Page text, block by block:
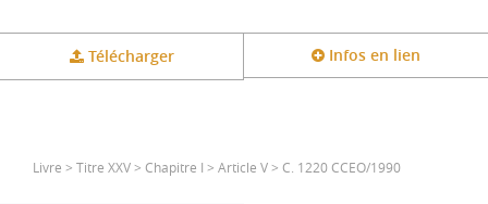
Télécharger Infos en lien
Livre > Titre XXV > Chapitre I > Article V > C. 1220 CCEO/1990